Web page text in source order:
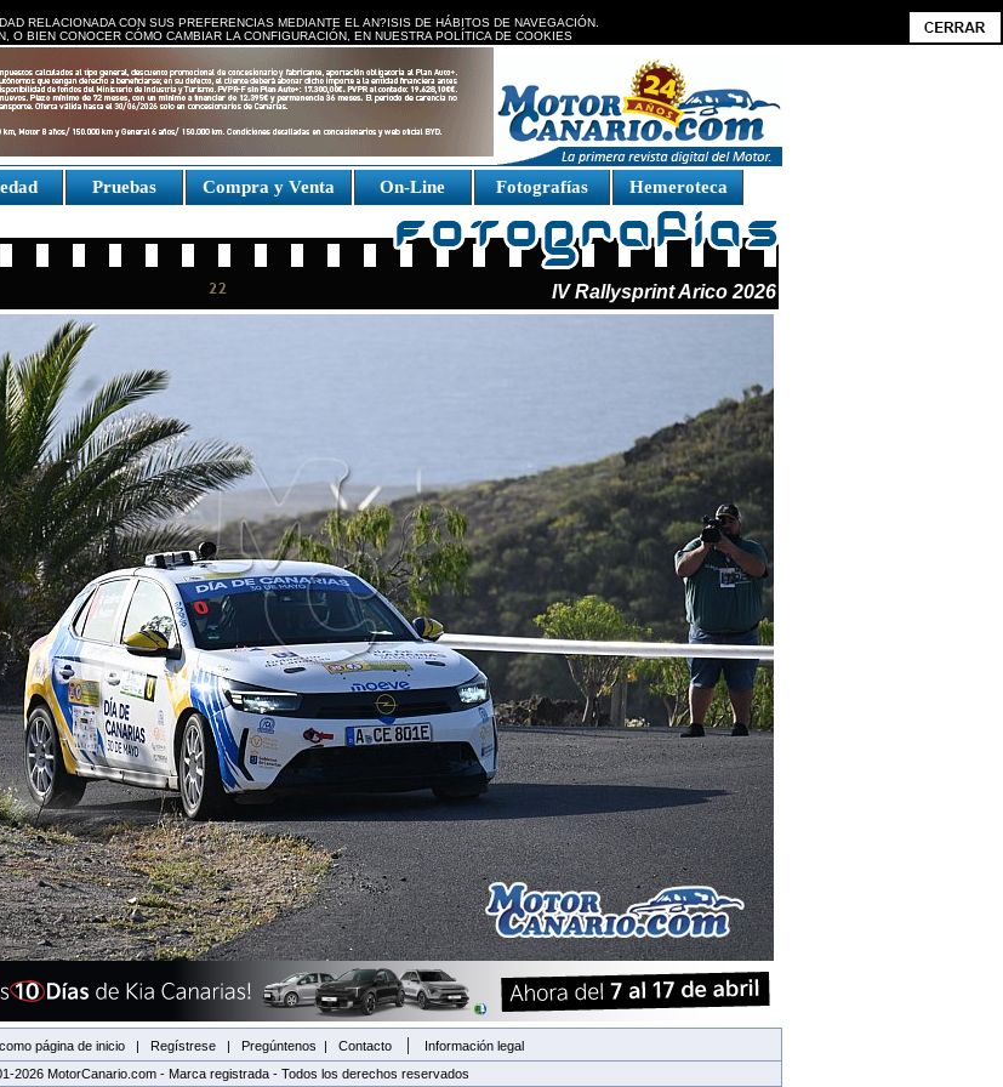
RELACIONADA CON SUS PREFERENCIAS MEDIANTE EL AN?ISIS DE HÁBITOS DE NAVEGACIÓN.
O BIEN CONOCER CÓMO CAMBIAR LA CONFIGURACIÓN, EN NUESTRA POLÍTICA DE COOKIES
Pruebas Compra y Venta On-Line Fotografías Hemeroteca
IV Rallysprint Arico 2026
página de inicio | Regístrese | Pregúntenos | Contacto |
Información legal
2026 MotorCanario.com - Marca registrada - Todos los derechos reservados